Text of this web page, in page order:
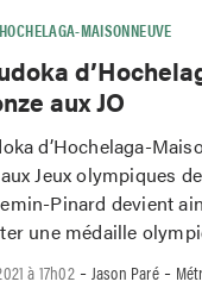
MAISONNEUVE
aux JO
d’Hochelaga-
Jeux olympiques
Pinard devient
une médaille
à 17h02-Jason Paré-